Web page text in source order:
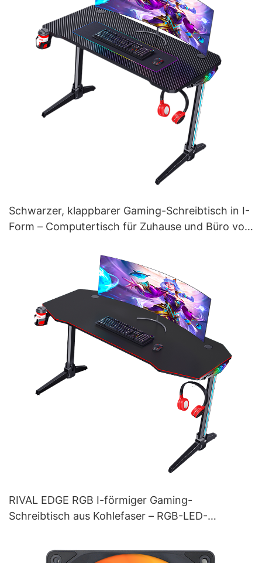
Schwarzer, klappbarer Gaming-Schreibtisch in I-
Form – Computertisch für Zuhause und Büro von
RIVAL EDGE RGB I-förmiger Gaming-
Schreibtisch aus Kohlefaser – RGB-LED-